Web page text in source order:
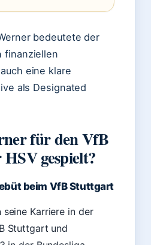
bedeutete der
finanziellen
eine klare
als Designated
für den VfB
gespielt?
beim VfB Stuttgart
seine Karriere in der
Stuttgart und